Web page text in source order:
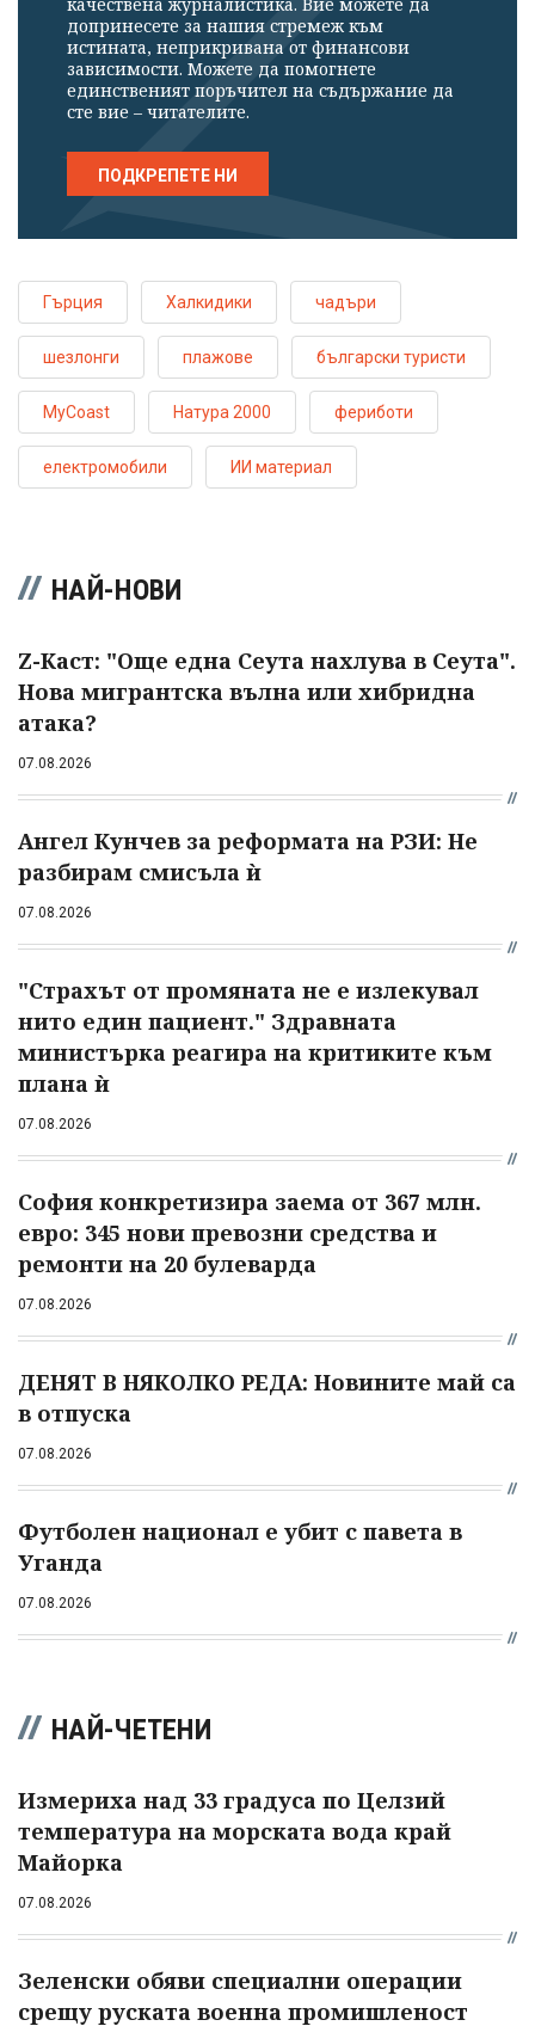
допринесете за нашия стремеж към
истината, неприкривана от финансови
зависимости. Можете да помогнете
единственият поръчител на съдържание да
сте вие – читателите.
ПОДКРЕПЕТЕ НИ
Гърция Халкидики чадъри
шезлонги плажове български туристи
MyCoast Натура 2000 фериботи
електромобили ИИ материал
НАЙ-НОВИ
Z-Каст: "Още една Сеута нахлува в Сеута".
Нова мигрантска вълна или хибридна
атака?
07.08.2026
Ангел Кунчев за реформата на РЗИ: Не
разбирам смисъла ѝ
07.08.2026
"Страхът от промяната не е излекувал
нито един пациент." Здравната
министърка реагира на критиките към
плана ѝ
07.08.2026
София конкретизира заема от 367 млн.
евро: 345 нови превозни средства и
ремонти на 20 булеварда
07.08.2026
ДЕНЯТ В НЯКОЛКО РЕДА: Новините май са
в отпуска
07.08.2026
Футболен национал е убит с павета в
Уганда
07.08.2026
НАЙ-ЧЕТЕНИ
Измериха над 33 градуса по Целзий
температура на морската вода край
Майорка
07.08.2026
Зеленски обяви специални операции
срещу руската военна промишленост